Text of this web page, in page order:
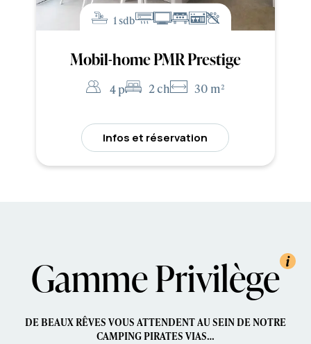
1 sdb
Mobil-home PMR Prestige
4 p 2 ch 30 m²
Infos et réservation
Gamme Privilège
DE BEAUX RÊVES VOUS ATTENDENT AU SEIN DE NOTRE
CAMPING PIRATES VIAS…